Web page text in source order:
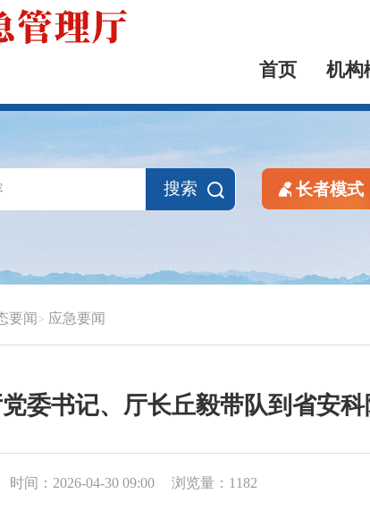
首页 机构
搜索 长者模式
要闻 应急要闻
委书记、厅长丘毅带队到省安
时间：2026-04-30 09:00 浏览量：1182